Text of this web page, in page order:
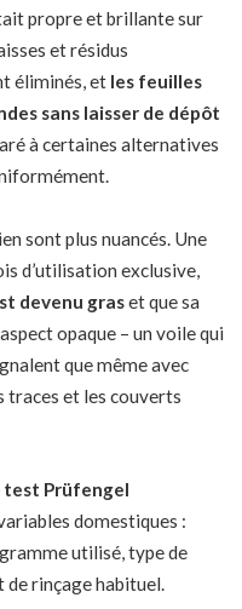
propre et brillante sur
et résidus
éliminés, et les feuilles
sans laisser de dépôt
à certaines alternatives
sont plus nuancés. Une
d’utilisation exclusive,
devenu graset que sa
opaque – un voile qui
que même avec
traces et les couverts
test Prüfengel
domestiques :
utilisé, type de
rinçage habituel.